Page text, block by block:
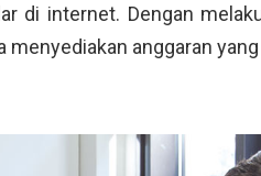
di internet. Dengan
menyediakan anggaran